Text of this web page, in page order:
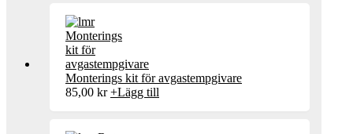
Monterings kit för avgastempgivare
85,00 kr +Lägg till